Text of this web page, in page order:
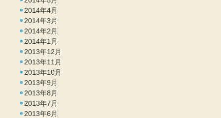
2014年4月
2014年3月
2014年2月
2014年1月
2013年12月
2013年11月
2013年10月
2013年9月
2013年8月
2013年7月
2013年6月